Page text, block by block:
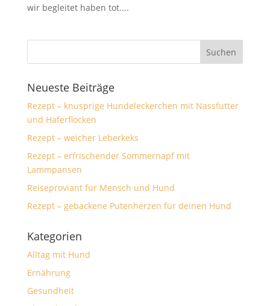
wir begleitet haben tot....
Neueste Beiträge
Rezept – knusprige Hundeleckerchen mit Nassfutter
und Haferflocken
Rezept – weicher Leberkeks
Rezept – erfrischender Sommernapf mit
Lammpansen
Reiseproviant für Mensch und Hund
Rezept – gebackene Putenherzen für deinen Hund
Kategorien
Alltag mit Hund
Ernährung
Gesundheit